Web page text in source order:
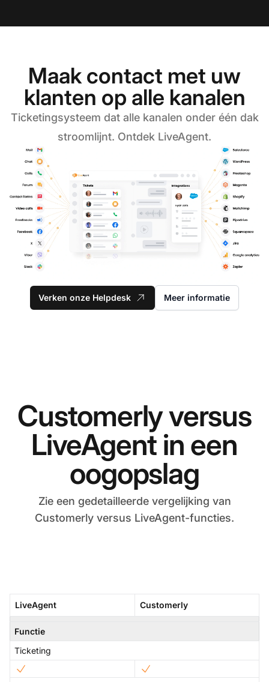
Maak contact met uw
klanten op alle kanalen
Ticketingsysteem dat alle kanalen onder één dak
stroomlijnt. Ontdek LiveAgent.
Verken onze Helpdesk Meer informatie
Customerly versus
LiveAgent in een
oogopslag
Zie een gedetailleerde vergelijking van
Customerly versus LiveAgent-functies.
LiveAgent Customerly
Functie
Ticketing